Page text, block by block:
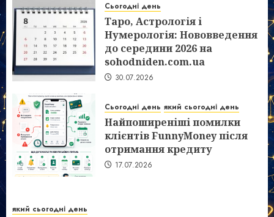
Сьогодні день
Таро, Астрологія і
Нумерологія: Нововведення
до середини 2026 на
sohodniden.com.ua
30.07.2026
Сьогодні день який сьогодні день
Найпоширеніші помилки
клієнтів FunnyMoney після
отримання кредиту
17.07.2026
який сьогодні день